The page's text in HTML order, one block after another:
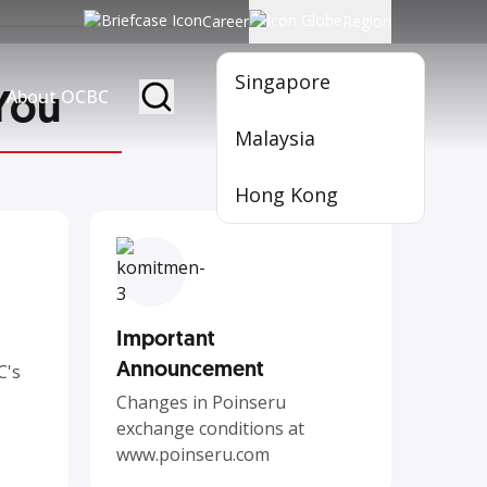
Career
Singapore
Malaysia
Hong Kong
About OCBC Become Member
Important
Announcement
Changes in Poinseru
exchange conditions at
www.poinseru.com